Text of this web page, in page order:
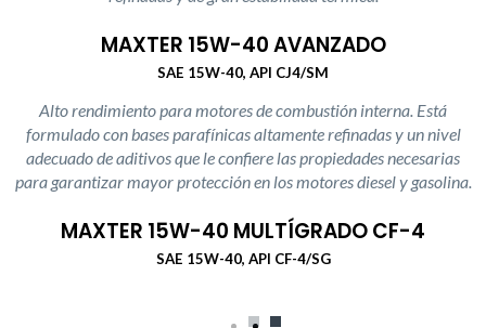
MAXTER 15W-40 AVANZADO
SAE 15W-40, API CJ4/SM
Alto rendimiento para motores de combustión interna. Está
formulado con bases parafínicas altamente refinadas y un nivel
adecuado de aditivos que le confiere las propiedades necesarias
para garantizar mayor protección en los motores diesel y gasolina.
MAXTER 15W-40 MULTÍGRADO CF-4
SAE 15W-40, API CF-4/SG